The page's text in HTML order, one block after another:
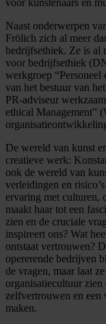
Naast onderwerpen
Frölich zich al meer
bedrijfsethiek. Ze is al
voor bedrijfsethiek
werkgroep
van het bestuur van
PR-adviseur
ethical Management”
De wereld van kunst
creatieve werk:
ook de wereld van
verleidingen en
ervaring met culturen,
maakt haar tot een
zien en de cruciale
inspireert ons? Wat
ontstaat vertrouwen?
opererende bedrijven
de vragen, maar laat
organisatiecultuur
zelfvertrouwen en
maken.